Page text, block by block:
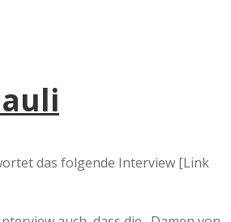
das folgende Interview [Link